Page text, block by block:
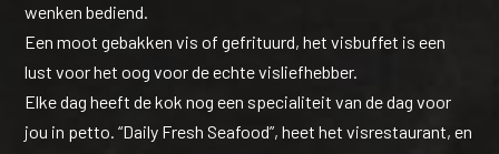
wenken bediend.
Een moot gebakken vis of gefrituurd, het visbuffet is een
lust voor het oog voor de echte visliefhebber.
Elke dag heeft de kok nog een specialiteit van de dag voor
jou in petto. “Daily Fresh Seafood”, heet het visrestaurant, en